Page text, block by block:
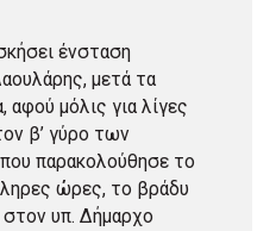
ένσταση
μετά τα
μόλις για λίγες
β’ γύρο των
παρακολούθησε το
ώρες, το βράδυ
στον υπ. Δήμαρχο